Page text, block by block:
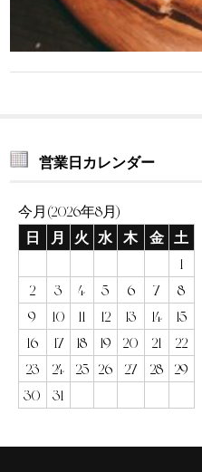
営業日カレンダー
今月(2026年8月)
日
月 火 水 木 金
土
1
2
3 4 5 6 7
8
9
10 11 12 13 14
15
16
17 18 19 20 21
22
23
24 25 26 27 28
29
30
31